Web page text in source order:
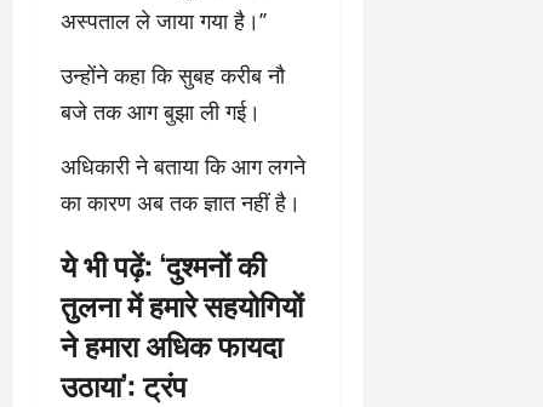
अस्पताल ले जाया गया है।’’
उन्होंने कहा कि सुबह करीब नौ
बजे तक आग बुझा ली गई।
अधिकारी ने बताया कि आग लगने
का कारण अब तक ज्ञात नहीं है।
ये भी पढ़ें:‘दुश्मनों की
तुलना में हमारे सहयोगियों
ने हमारा अधिक फायदा
उठाया’: ट्रंप